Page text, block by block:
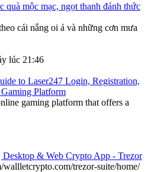
quà mộc mạc, ngọt thanh đánh thức
cái nắng oi ả và những cơn mưa
lúc 21:46
to Laser247 Login, Registration,
Platform
gaming platform that offers a
& Web Crypto App - Trezor
wallletcrypto.com/trezor-suite/home/